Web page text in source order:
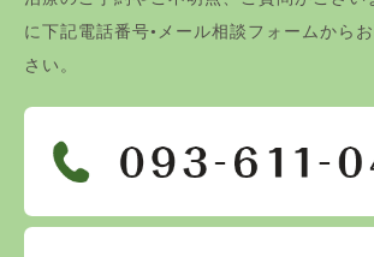
に下記電話番号•メール相談フォームから
さい。